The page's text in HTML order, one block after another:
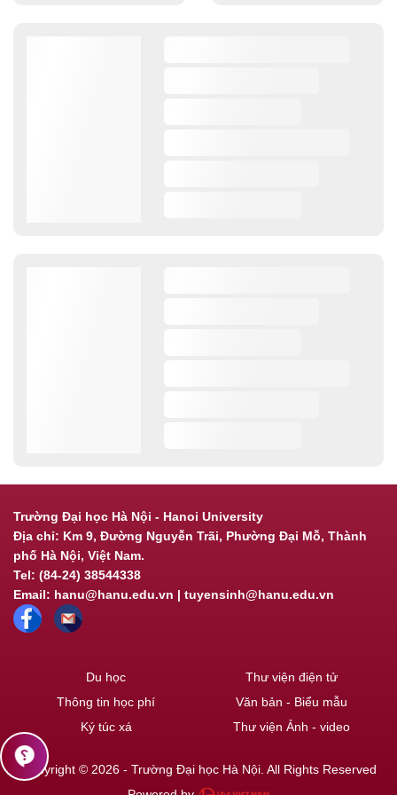
Trường Đại học Hà Nội - Hanoi University
Địa chỉ: Km 9, Đường Nguyễn Trãi, Phường Đại Mỗ, Thành
phố Hà Nội, Việt Nam.
Tel: (84-24) 38544338
Email: hanu@hanu.edu.vn | tuyensinh@hanu.edu.vn
Du học
Thông tin học phí
Ký túc xá
Thư viện điện tử
Văn bản - Biểu mẫu
Thư viện Ảnh - video
Copyright © 2026 - Trường Đại học Hà Nội. All Rights Reserved
contact_support